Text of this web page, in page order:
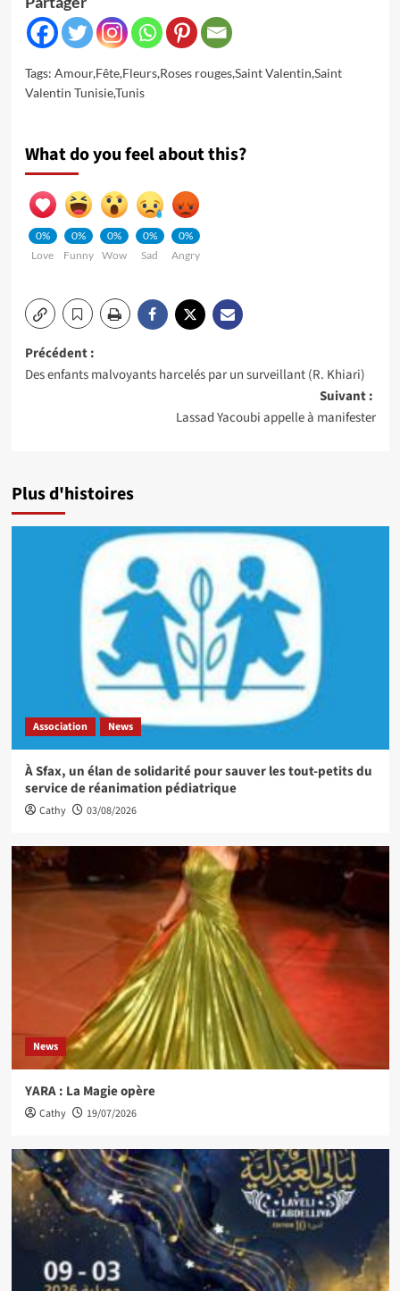
Tags: Amour,Fête,Fleurs,Roses rouges,Saint Valentin,Saint
Valentin Tunisie,Tunis
What do you feel about this?
0%
Love
0%
Funny
0%
Wow
0%
Sad
0%
Angry
Navigation
Précédent :
Des enfants malvoyants harcelés par un surveillant (R. Khiari)
Suivant :
Lassad Yacoubi appelle à manifester
Plus d'histoires
Association News
À Sfax, un élan de solidarité pour sauver les tout-petits du
service de réanimation pédiatrique
Cathy 03/08/2026
News
YARA : La Magie opère
Cathy 19/07/2026